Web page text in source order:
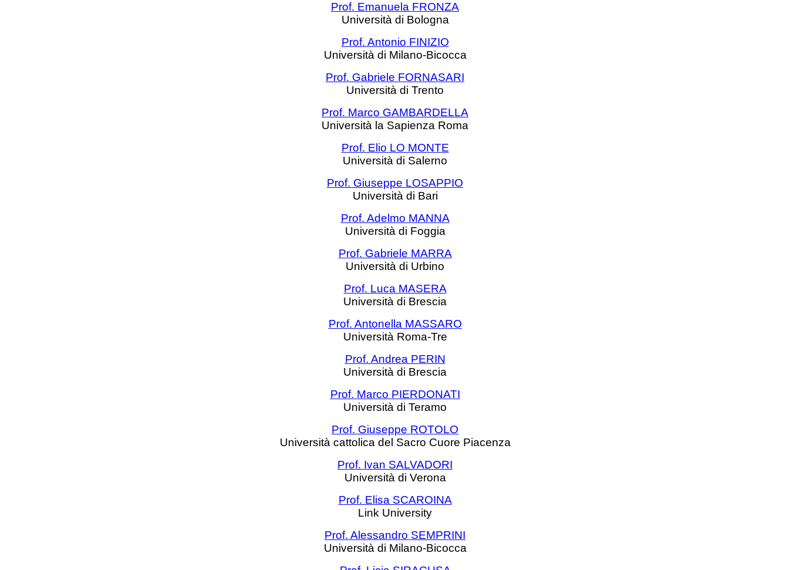
Prof. Emanuela FRONZA
Università di Bologna
Prof. Antonio FINIZIO
Università di Milano-Bicocca
Prof. Gabriele FORNASARI
Università di Trento
Prof. Marco GAMBARDELLA
Università la Sapienza Roma
Prof. Elio LO MONTE
Università di Salerno
Prof. Giuseppe LOSAPPIO
Università di Bari
Prof. Adelmo MANNA
Università di Foggia
Prof. Gabriele MARRA
Università di Urbino
Prof. Luca MASERA
Università di Brescia
Prof. Antonella MASSARO
Università Roma-Tre
Prof. Andrea PERIN
Università di Brescia
Prof. Marco PIERDONATI
Università di Teramo
Prof. Giuseppe ROTOLO
Università cattolica del Sacro Cuore Piacenza
Prof. Ivan SALVADORI
Università di Verona
Prof. Elisa SCAROINA
Link University
Prof. Alessandro SEMPRINI
Università di Milano-Bicocca